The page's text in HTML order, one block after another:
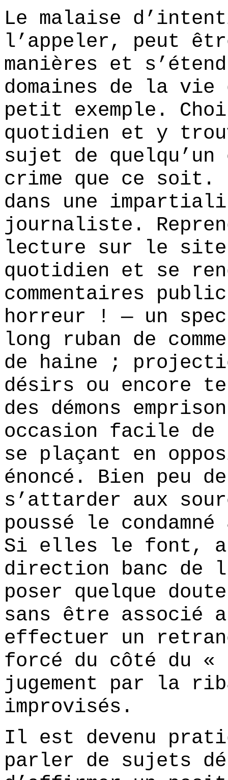
Le malaise
l’appeler, peut
manières et
domaines de la
petit exemple.
quotidien et y
sujet de quelqu’un
crime que ce
dans une
journaliste.
lecture sur le
quotidien et se
commentaires
horreur ! — un
long ruban de
de haine ;
désirs ou encore
des démons
occasion facile de
se plaçant en
énoncé. Bien peu
s’attarder aux
poussé le
Si elles le font,
direction banc de
poser quelque
sans être
effectuer un
forcé du côté du
jugement par la
improvisés.
Il est devenu
parler de sujets